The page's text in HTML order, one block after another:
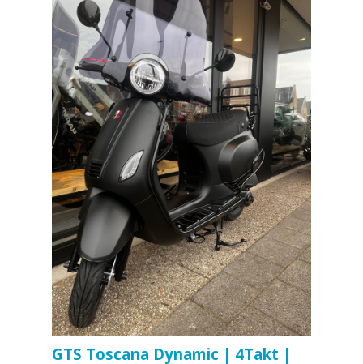
GTS Toscana Dynamic | 4Takt |